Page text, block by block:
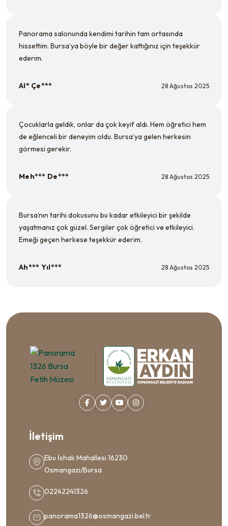
Panorama salonunda kendimi tarihin tam ortasında
hissettim. Bursa’ya böyle bir değer kattığınız için teşekkür
ederim.
Al* Çe*** 28 Ağustos 2025
Çocuklarla geldik, onlar da çok keyif aldı. Hem öğretici hem
de eğlenceli bir deneyim oldu. Bursa’ya gelen herkesin
görmesi gerekir.
Meh*** De*** 28 Ağustos 2025
Bursa’nın tarihi dokusunu bu kadar etkileyici bir şekilde
yaşatmanız çok güzel. Sergiler çok öğretici ve etkileyici.
Emeği geçen herkese teşekkür ederim.
Ah*** Yıl*** 28 Ağustos 2025
İletişim
Ebu İshak Mahallesi 16230
Osmangazi/Bursa
02242241326
panorama1326@osmangazi.bel.tr